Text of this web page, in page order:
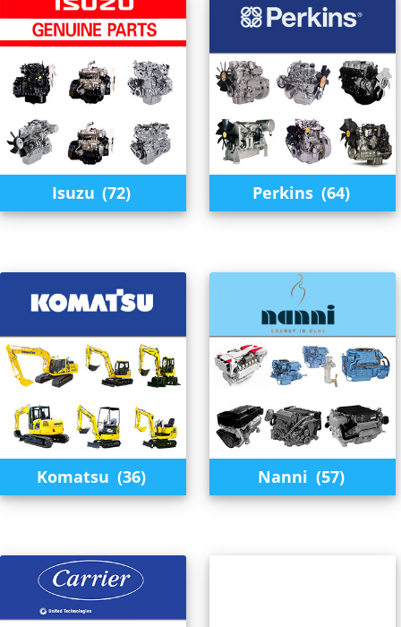
Isuzu (72) Perkins (64)
Komatsu (36) Nanni (57)